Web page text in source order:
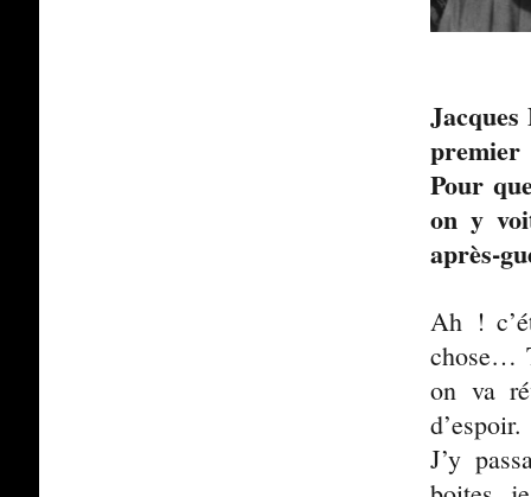
Pour
on y
après-
Ah !
chose…
on va
J’y